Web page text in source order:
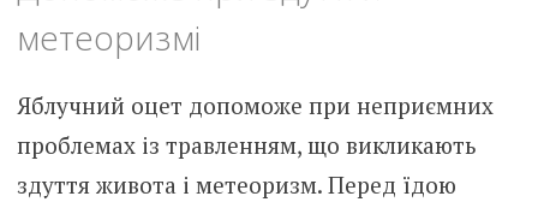
метеоризмі
Яблучний оцет допоможе при неприємних
проблемах із травленням, що викликають
здуття живота і метеоризм. Перед їдою